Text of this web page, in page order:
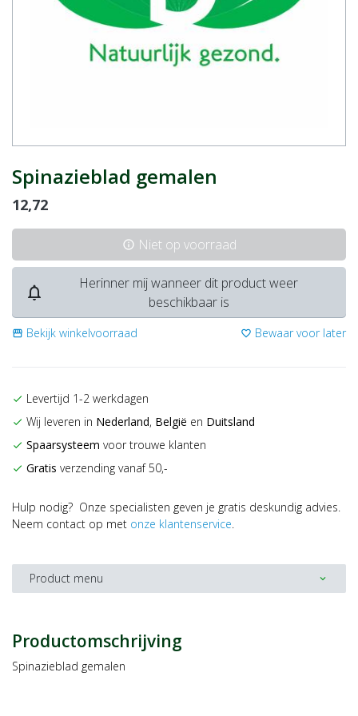
Spinazieblad gemalen
12,72
info Niet op voorraad
notifications_none
Herinner mij wanneer dit product weer
beschikbaar is
storefront Bekijk winkelvoorraad favorite_border Bewaar voor later
check Levertijd 1-2 werkdagen
check Wij leveren in Nederland, België en Duitsland
check Spaarsysteem voor trouwe klanten
check Gratis verzending vanaf 50,-
Hulp nodig? Onze specialisten geven je gratis deskundig advies.
Neem contact op met onze klantenservice.
Product menu expand_more
Productomschrijving
Spinazieblad gemalen